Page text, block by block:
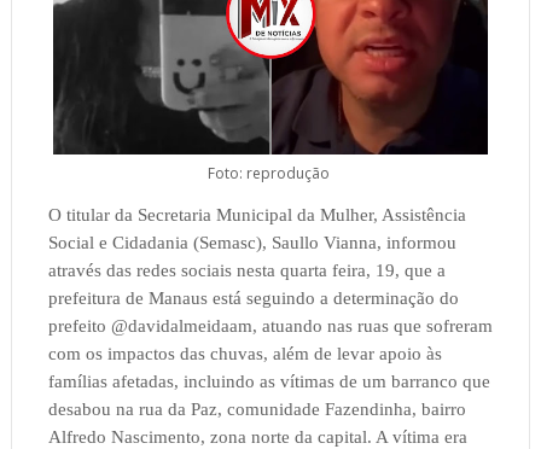
Foto: reprodução
O titular da Secretaria Municipal da Mulher, Assistência
Social e Cidadania (Semasc), Saullo Vianna, informou
através das redes sociais nesta quarta feira, 19, que a
prefeitura de Manaus está seguindo a determinação do
prefeito @davidalmeidaam, atuando nas ruas que sofreram
com os impactos das chuvas, além de levar apoio às
famílias afetadas, incluindo as vítimas de um barranco que
desabou na rua da Paz, comunidade Fazendinha, bairro
Alfredo Nascimento, zona norte da capital. A vítima era